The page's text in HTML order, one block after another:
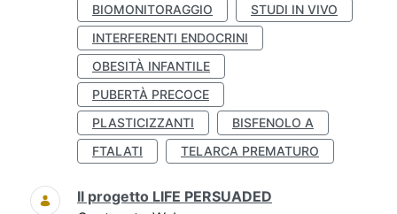
BIOMONITORAGGIO
STUDI IN VIVO
INTERFERENTI ENDOCRINI
OBESITÀ INFANTILE
PUBERTÀ PRECOCE
PLASTICIZZANTI
BISFENOLO A
FTALATI
TELARCA PREMATURO
Il progetto LIFE PERSUADED